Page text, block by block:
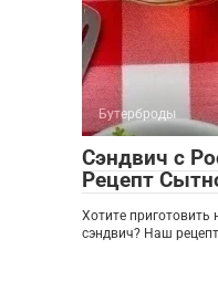
Бутерброды
Сэндвич с
Рецепт
Хотите приготовить
сэндвич? Наш